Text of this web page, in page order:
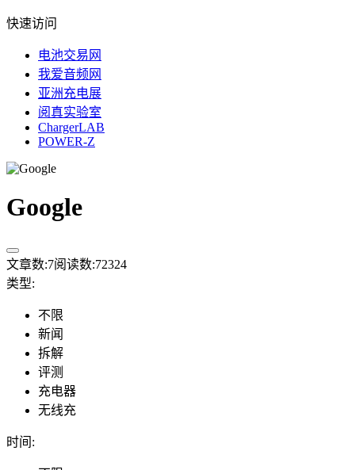
快速访问
电池交易网
我爱音频网
亚洲充电展
阅真实验室
ChargerLAB
POWER-Z
Google
文章数:7阅读数:72324
类型:
不限
新闻
拆解
评测
充电器
无线充
时间 :